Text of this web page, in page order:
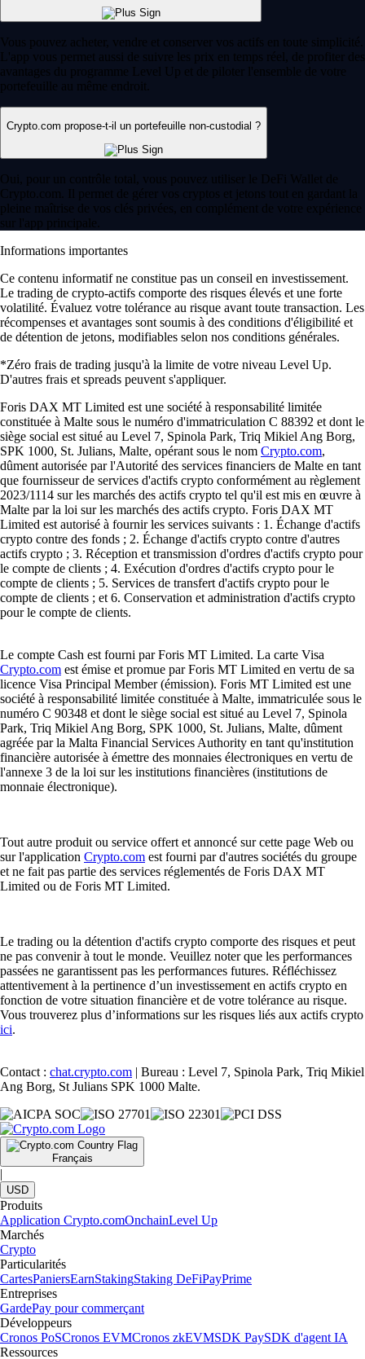
Vous pouvez acheter, vendre et conserver vos actifs en toute simplicité.
L'app vous permet aussi de suivre les prix en temps réel, de profiter des
avantages du programme Level Up et de piloter l'ensemble de votre
portefeuille au même endroit.
Crypto.com propose-t-il un portefeuille non-custodial ?
Oui, pour un contrôle total, vous pouvez utiliser le DeFi Wallet de
Crypto.com. Il permet de gérer vos cryptos et jetons tout en gardant la
pleine maîtrise de vos clés privées, en complément de votre expérience
sur l'app principale.
Informations importantes
Ce contenu informatif ne constitue pas un conseil en investissement.
Le trading de crypto-actifs comporte des risques élevés et une forte
volatilité. Évaluez votre tolérance au risque avant toute transaction. Les
récompenses et avantages sont soumis à des conditions d'éligibilité et
de détention de jetons, modifiables selon nos conditions générales.
*Zéro frais de trading jusqu'à la limite de votre niveau Level Up.
D'autres frais et spreads peuvent s'appliquer.
Foris DAX MT Limited est une société à responsabilité limitée
constituée à Malte sous le numéro d'immatriculation C 88392 et dont le
siège social est situé au Level 7, Spinola Park, Triq Mikiel Ang Borg,
SPK 1000, St. Julians, Malte, opérant sous le nom Crypto.com,
dûment autorisée par l'Autorité des services financiers de Malte en tant
que fournisseur de services d'actifs crypto conformément au règlement
2023/1114 sur les marchés des actifs crypto tel qu'il est mis en œuvre à
Malte par la loi sur les marchés des actifs crypto. Foris DAX MT
Limited est autorisé à fournir les services suivants : 1. Échange d'actifs
crypto contre des fonds ; 2. Échange d'actifs crypto contre d'autres
actifs crypto ; 3. Réception et transmission d'ordres d'actifs crypto pour
le compte de clients ; 4. Exécution d'ordres d'actifs crypto pour le
compte de clients ; 5. Services de transfert d'actifs crypto pour le
compte de clients ; et 6. Conservation et administration d'actifs crypto
pour le compte de clients.
Le compte Cash est fourni par Foris MT Limited. La carte Visa
Crypto.com est émise et promue par Foris MT Limited en vertu de sa
licence Visa Principal Member (émission). Foris MT Limited est une
société à responsabilité limitée constituée à Malte, immatriculée sous le
numéro C 90348 et dont le siège social est situé au Level 7, Spinola
Park, Triq Mikiel Ang Borg, SPK 1000, St. Julians, Malte, dûment
agréée par la Malta Financial Services Authority en tant qu'institution
financière autorisée à émettre des monnaies électroniques en vertu de
l'annexe 3 de la loi sur les institutions financières (institutions de
monnaie électronique).
Tout autre produit ou service offert et annoncé sur cette page Web ou
sur l'application Crypto.com est fourni par d'autres sociétés du groupe
et ne fait pas partie des services réglementés de Foris DAX MT
Limited ou de Foris MT Limited.
Le trading ou la détention d'actifs crypto comporte des risques et peut
ne pas convenir à tout le monde. Veuillez noter que les performances
passées ne garantissent pas les performances futures. Réfléchissez
attentivement à la pertinence d’un investissement en actifs crypto en
fonction de votre situation financière et de votre tolérance au risque.
Vous trouverez plus d’informations sur les risques liés aux actifs crypto
ici.
Contact : chat.crypto.com | Bureau : Level 7, Spinola Park, Triq Mikiel
Ang Borg, St Julians SPK 1000 Malte.
Français
|
USD
Produits
Application Crypto.comOnchainLevel Up
Marchés
Crypto
Particularités
CartesPaniersEarnStakingStaking DeFiPayPrime
Entreprises
GardePay pour commerçant
Développeurs
Cronos PoSCronos EVMCronos zkEVMSDK PaySDK d'agent IA
Ressources